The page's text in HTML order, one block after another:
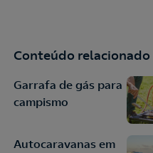
Conteúdo relacionado
Garrafa de gás para
campismo
Autocaravanas em